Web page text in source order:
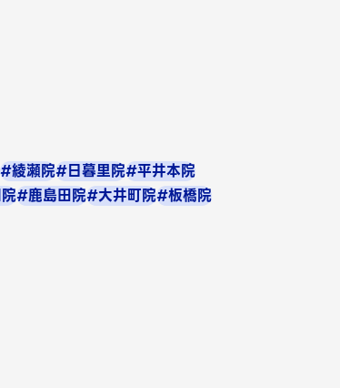
#綾瀬院#日暮里院#平井本院
#鹿島田院#大井町院#板橋院